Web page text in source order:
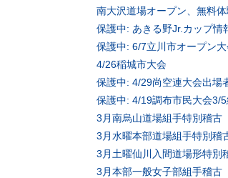
南大沢道場オープン、無料
保護中: あきる野Jr.カップ情
保護中: 6/7立川市オープン
4/26稲城市大会
保護中: 4/29尚空連大会出場
保護中: 4/19調布市民大会3/5
3月南烏山道場組手特別稽古
3月水曜本部道場組手特別稽
3月土曜仙川入間道場形特別
3月本部一般女子部組手稽古